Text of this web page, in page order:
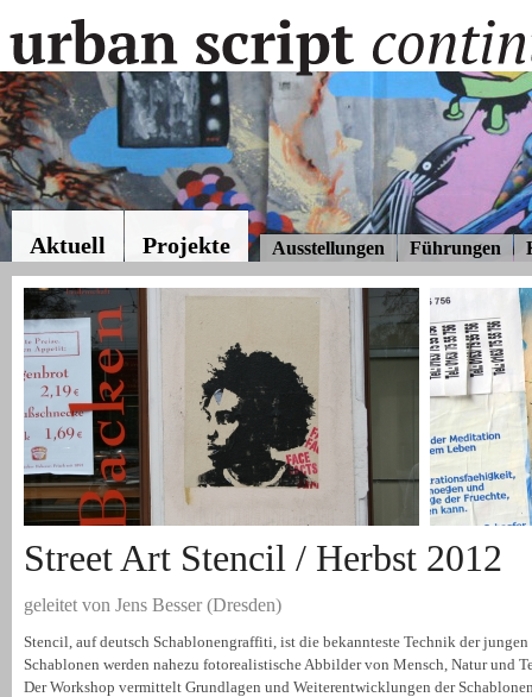
Aktuell Projekte Ausstellungen Führungen
Street Art Stencil / Herbst 2012
geleitet von Jens Besser (Dresden)
Stencil, auf deutsch Schablonengraffiti, ist die bekannteste Technik der
Schablonen werden nahezu fotorealistische Abbilder von Mensch, Natur und
Der Workshop vermittelt Grundlagen und Weiterentwicklungen der